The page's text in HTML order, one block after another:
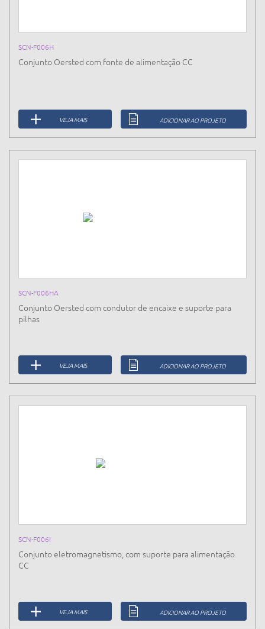
SCN-F006H
Conjunto Oersted com fonte de alimentação CC
VEJA MAIS ADICIONAR AO PROJETO
SCN-F006HA
Conjunto Oersted com condutor de encaixe e suporte para
pilhas
VEJA MAIS ADICIONAR AO PROJETO
SCN-F006I
Conjunto eletromagnetismo, com suporte para alimentação
CC
VEJA MAIS ADICIONAR AO PROJETO